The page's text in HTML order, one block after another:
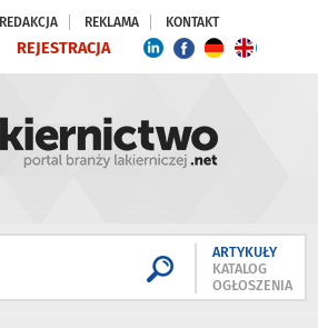
REDAKCJA REKLAMA KONTAKT
REJESTRACJA
ARTYKUŁY
KATALOG
OGŁOSZENIA